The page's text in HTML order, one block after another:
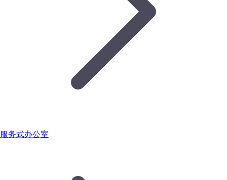
服务式办公室